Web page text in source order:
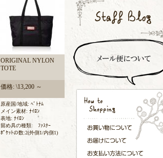
ORIGINAL NYLON
TOTE
価格: \13,200 ～
原産国/地域: ﾍﾞﾄﾅﾑ
メイン素材: ﾅｲﾛﾝ
表地: ﾅｲﾛﾝ
留め具の種類: ﾌｧｽﾅｰ
ﾎﾟｹｯﾄの数:2(外側1/内側1)